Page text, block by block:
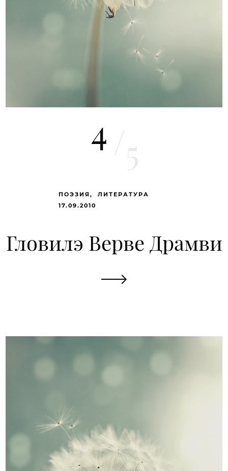
4
ПОЭЗИЯ
ЛИТЕРАТУРА
17.09.2010
Гловилэ Верве Драмви